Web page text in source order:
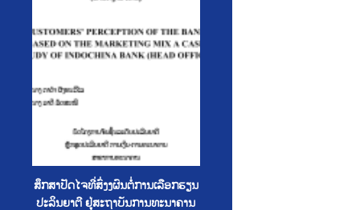
ສຶກສາປັດໄຈທີ່ສົ່ງງຜົນຕໍ່ການເລືອກຮຽນ
ປະລິນຍາຕີ ຢູ່ສະຖາບັນການທະນາຄານ